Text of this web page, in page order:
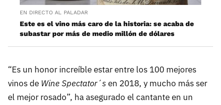
EN DIRECTO AL PALADAR
Este es el vino más caro de la historia: se acaba de
subastar por más de medio millón de dólares
“Es un honor increíble estar entre los 100 mejores
vinos de Wine Spectator´sen 2018, y mucho más ser
el mejor rosado”, ha asegurado el cantante en un